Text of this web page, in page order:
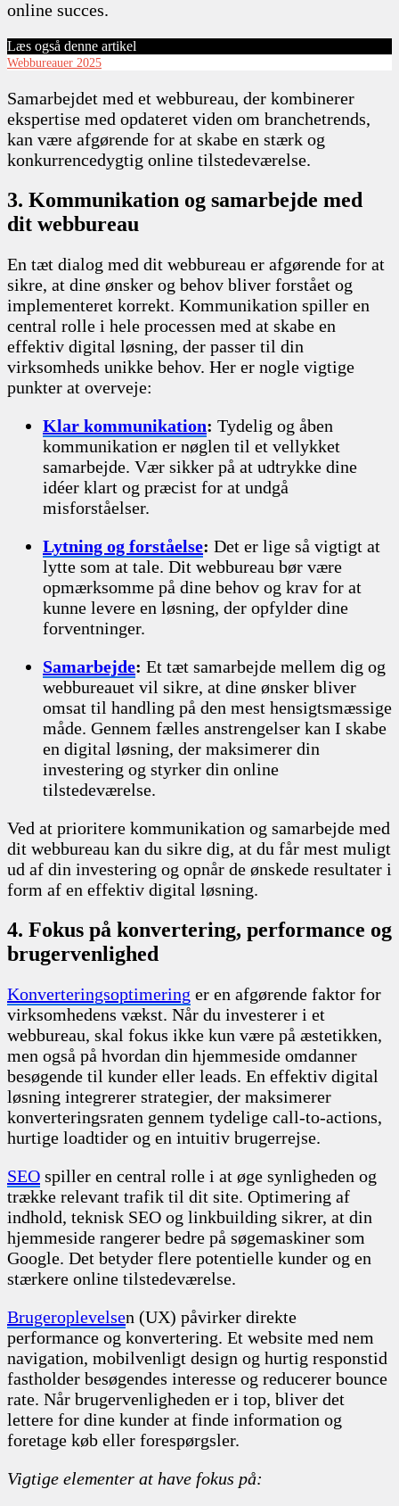
online succes.
Læs også denne artikel
Webbureauer 2025
Samarbejdet med et webbureau, der kombinerer
ekspertise med opdateret viden om branchetrends,
kan være afgørende for at skabe en stærk og
konkurrencedygtig online tilstedeværelse.
3. Kommunikation og samarbejde med
dit webbureau
En tæt dialog med dit webbureau er afgørende for at
sikre, at dine ønsker og behov bliver forstået og
implementeret korrekt. Kommunikation spiller en
central rolle i hele processen med at skabe en
effektiv digital løsning, der passer til din
virksomheds unikke behov. Her er nogle vigtige
punkter at overveje:
Klar kommunikation: Tydelig og åben
kommunikation er nøglen til et vellykket
samarbejde. Vær sikker på at udtrykke dine
idéer klart og præcist for at undgå
misforståelser.
Lytning og forståelse: Det er lige så vigtigt at
lytte som at tale. Dit webbureau bør være
opmærksomme på dine behov og krav for at
kunne levere en løsning, der opfylder dine
forventninger.
Samarbejde: Et tæt samarbejde mellem dig og
webbureauet vil sikre, at dine ønsker bliver
omsat til handling på den mest hensigtsmæssige
måde. Gennem fælles anstrengelser kan I skabe
en digital løsning, der maksimerer din
investering og styrker din online
tilstedeværelse.
Ved at prioritere kommunikation og samarbejde med
dit webbureau kan du sikre dig, at du får mest muligt
ud af din investering og opnår de ønskede resultater i
form af en effektiv digital løsning.
4. Fokus på konvertering, performance og
brugervenlighed
Konverteringsoptimering er en afgørende faktor for
virksomhedens vækst. Når du investerer i et
webbureau, skal fokus ikke kun være på æstetikken,
men også på hvordan din hjemmeside omdanner
besøgende til kunder eller leads. En effektiv digital
løsning integrerer strategier, der maksimerer
konverteringsraten gennem tydelige call-to-actions,
hurtige loadtider og en intuitiv brugerrejse.
SEO spiller en central rolle i at øge synligheden og
trække relevant trafik til dit site. Optimering af
indhold, teknisk SEO og linkbuilding sikrer, at din
hjemmeside rangerer bedre på søgemaskiner som
Google. Det betyder flere potentielle kunder og en
stærkere online tilstedeværelse.
Brugeroplevelsen (UX) påvirker direkte
performance og konvertering. Et website med nem
navigation, mobilvenligt design og hurtig responstid
fastholder besøgendes interesse og reducerer bounce
rate. Når brugervenligheden er i top, bliver det
lettere for dine kunder at finde information og
foretage køb eller forespørgsler.
Vigtige elementer at have fokus på: